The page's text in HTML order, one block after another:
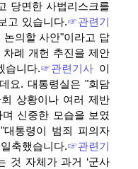
당면한 사법리스크를
고 있습니다.☞관련기
의할 사안"이라고 답
차례 개헌 추진을 제안
습니다.☞관련기사 이
요. 대통령실은 "회담
상황이나 여러 제반
신중한 모습을 보였
대통령이 범죄 피의자
축했습니다.☞관련기
것 자체가 과거 ‘군사